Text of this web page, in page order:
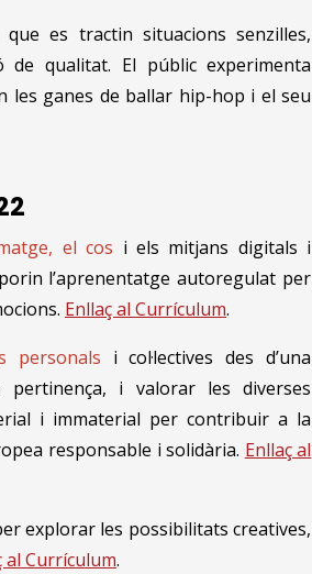
que es tractin situacions senzilles,
qualitat. El públic experimenta
les ganes de ballar hip-hop i el seu
el cos i els mitjans digitals i
l’aprenentatge autoregulat per
Enllaç al Currículum.
personals i col·lectives des d’una
pertinença, i valorar les diverses
i immaterial per contribuir a la
responsable i solidària. Enllaç al
explorar les possibilitats creatives,
al Currículum.